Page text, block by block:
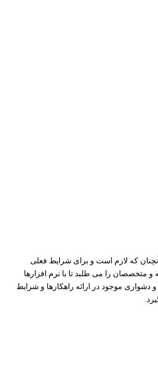
که لازم است و برای شرایط فعلی
متخصصان را می طلبد تا با نرم افزارها
موجود در ارائه راهکارها و شرایط